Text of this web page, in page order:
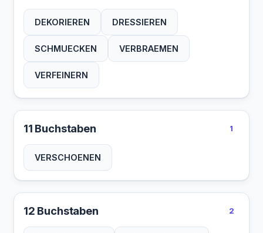
DEKORIEREN DRESSIEREN
SCHMUECKEN VERBRAEMEN
VERFEINERN
11 Buchstaben 1
VERSCHOENEN
12 Buchstaben 2